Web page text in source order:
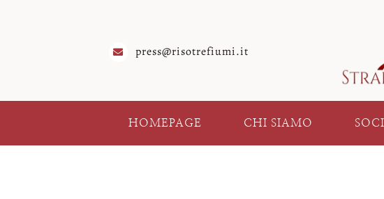
press@risotrefiumi.it
HOMEPAGE CHI SIAMO SOCI